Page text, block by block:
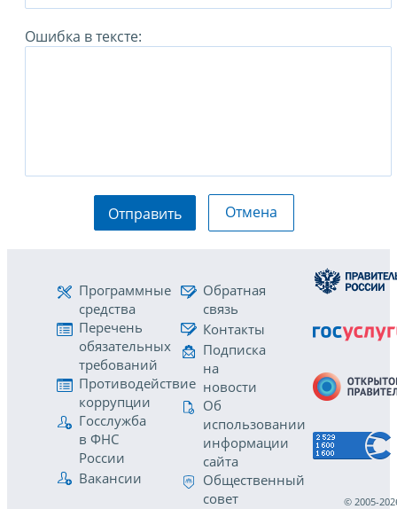
Ошибка в тексте:
Отправить Отмена
Программные
средства
Перечень
обязательных
требований
Противодействие
коррупции
Госслужба
в ФНС
России
Вакансии
Обратная
связь
Контакты
Подписка
на
новости
Об
использовании
информации
сайта
Общественный
совет
© 2005-